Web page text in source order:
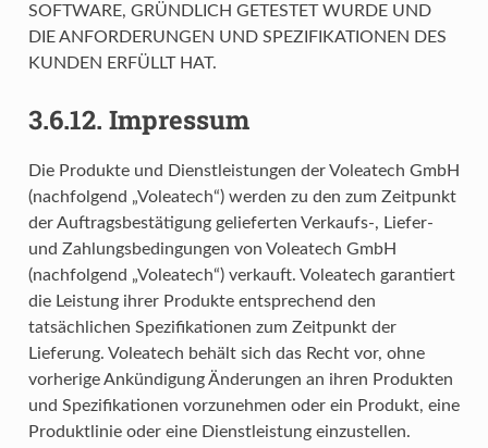
SOFTWARE, GRÜNDLICH GETESTET WURDE UND
DIE ANFORDERUNGEN UND SPEZIFIKATIONEN DES
KUNDEN ERFÜLLT HAT.
3.6.12. Impressum
Die Produkte und Dienstleistungen der Voleatech GmbH
(nachfolgend „Voleatech“) werden zu den zum Zeitpunkt
der Auftragsbestätigung gelieferten Verkaufs-, Liefer-
und Zahlungsbedingungen von Voleatech GmbH
(nachfolgend „Voleatech“) verkauft. Voleatech garantiert
die Leistung ihrer Produkte entsprechend den
tatsächlichen Spezifikationen zum Zeitpunkt der
Lieferung. Voleatech behält sich das Recht vor, ohne
vorherige Ankündigung Änderungen an ihren Produkten
und Spezifikationen vorzunehmen oder ein Produkt, eine
Produktlinie oder eine Dienstleistung einzustellen.